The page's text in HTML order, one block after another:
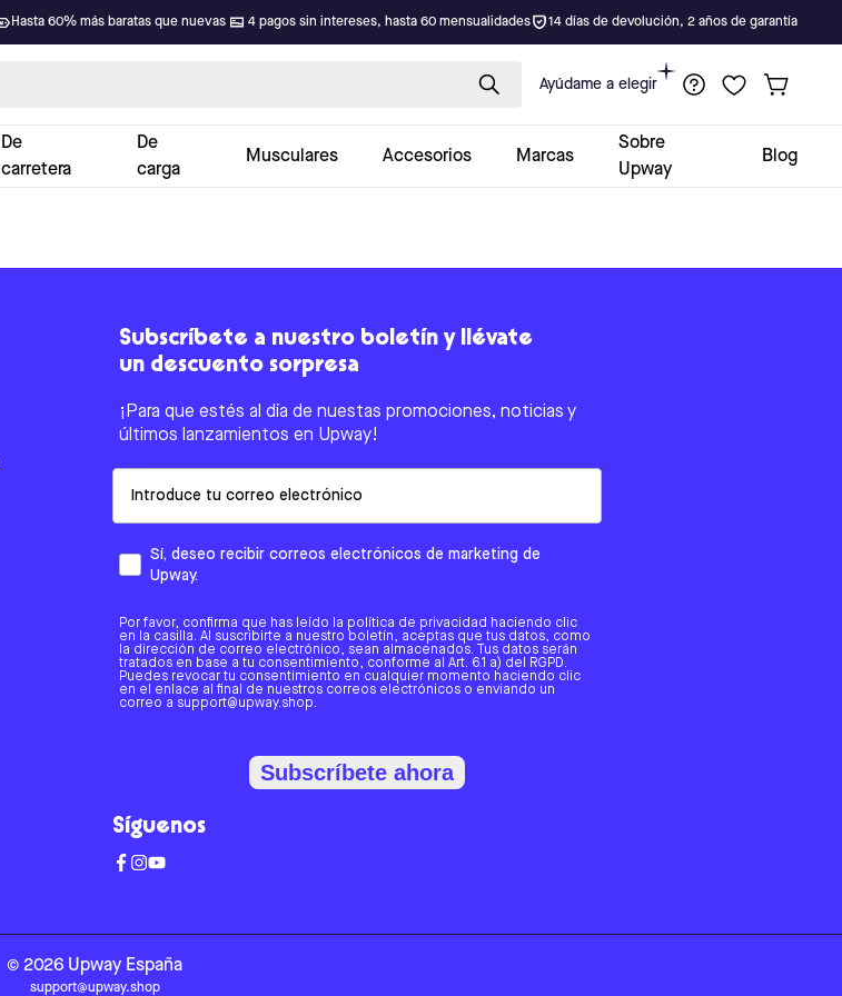
Hasta 60% más baratas que nuevas 4 pagos sin intereses, hasta 60 mensualidades 14 días de devolución, 2 años de garantía
Ayúdame a elegir
De
carretera
De
carga
Musculares Accesorios Marcas
Sobre
Upway
Blog
Subscríbete a nuestro boletín y llévate
un descuento sorpresa
¡Para que estés al día de nuestas promociones, noticias y
últimos lanzamientos en Upway!
Sí, deseo recibir correos electrónicos de marketing de
Upway.
Por favor, confirma que has leído la política de privacidad haciendo clic
en la casilla. Al suscribirte a nuestro boletín, aceptas que tus datos, como
la dirección de correo electrónico, sean almacenados. Tus datos serán
tratados en base a tu consentimiento, conforme al Art. 6.1 a) del RGPD.
Puedes revocar tu consentimiento en cualquier momento haciendo clic
en el enlace al final de nuestros correos electrónicos o enviando un
correo a support@upway.shop.
Subscríbete ahora
Síguenos
© 2026 Upway España
support@upway.shop